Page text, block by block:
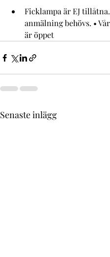
Ficklampa är EJ
anmälning behövs. •
är öppet
Senaste inlägg